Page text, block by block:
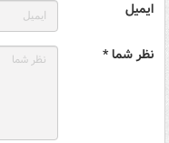
ایمیل
نظر شما *